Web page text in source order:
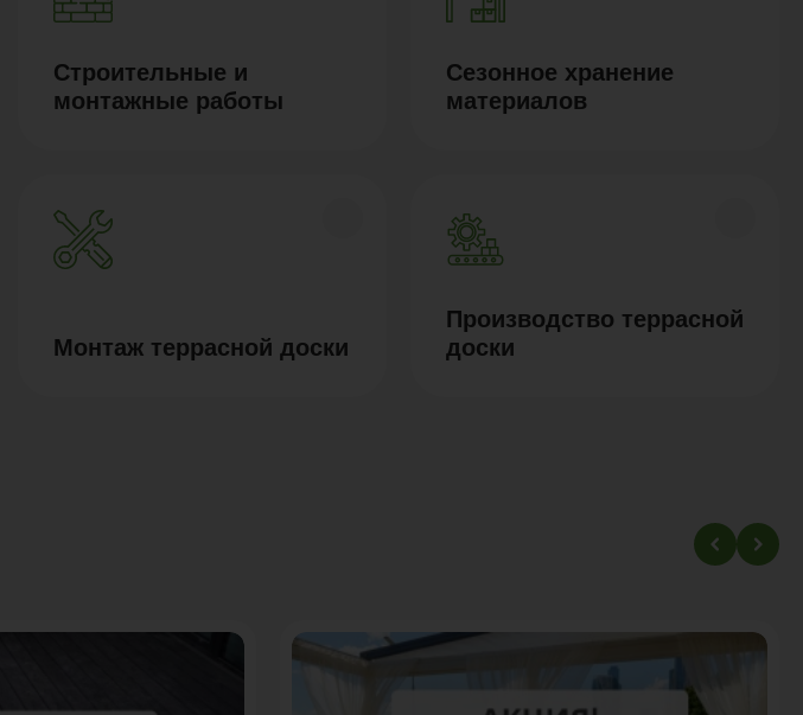
Строительные и
монтажные работы
Сезонное хранение
материалов
Монтаж террасной доски
Производство террасной
доски